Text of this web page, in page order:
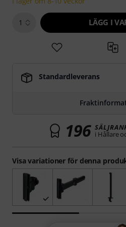
Visa variationer för denna
1 LÄGG I
Standardleverans
196 i Hållare